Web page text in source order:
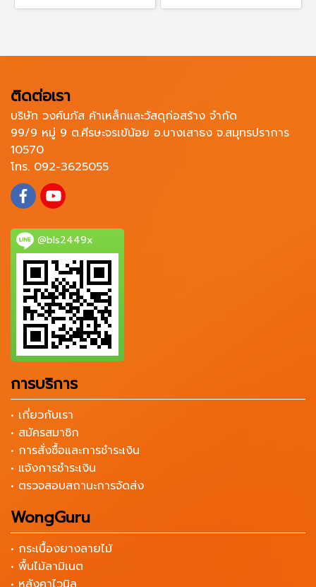
ติดต่อเรา
บริษัท วงศ์นภัส ค้าเหล็กและวัสดุก่อสร้าง จำกัด
99/9 หมู่ 9 ต.ศีรษะจรเข้น้อย อ.บางเสาธง จ.สมุทรปราการ
10570
โทร. 092-3625055
@bls2449x
การบริการ
• เกี่ยวกับเรา
• สมัครสมาชิก
• การสั่งซื้อและการชำระเงิน
• แจ้งการชำระเงิน
• ตรวจสอบสถานะการจัดส่ง
WongGuru
• กระเบื้องยางลายไม้
• พื้นไม้ลามิเนต